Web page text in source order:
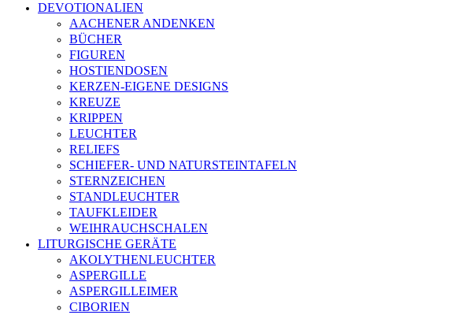
DEVOTIONALIEN
AACHENER ANDENKEN
BÜCHER
FIGUREN
HOSTIENDOSEN
KERZEN-EIGENE DESIGNS
KREUZE
KRIPPEN
LEUCHTER
RELIEFS
SCHIEFER- UND NATURSTEINTAFELN
STERNZEICHEN
STANDLEUCHTER
TAUFKLEIDER
WEIHRAUCHSCHALEN
LITURGISCHE GERÄTE
AKOLYTHENLEUCHTER
ASPERGILLE
ASPERGILLEIMER
CIBORIEN